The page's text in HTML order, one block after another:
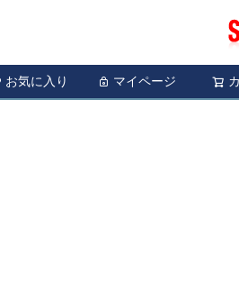
お気に入り マイページ